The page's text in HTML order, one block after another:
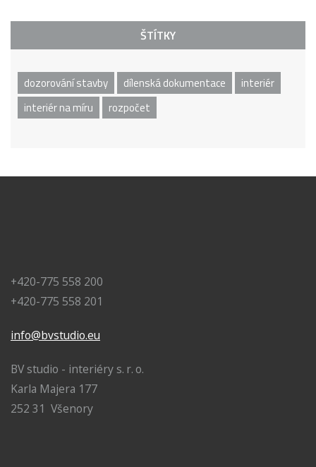
ŠTÍTKY
dozorování stavby dílenská dokumentace
interiér
interiér na míru
rozpočet
+420-775 558 200
+420-775 558 201
info@bvstudio.eu
BV studio - interiéry s. r. o.
Karla Majera 177
252 31 Všenory